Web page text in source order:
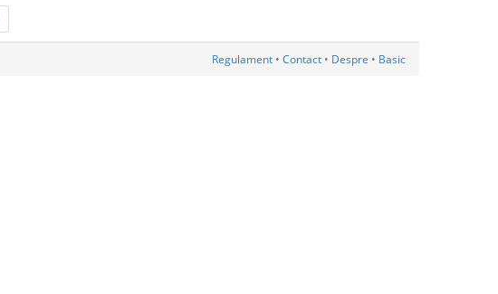
Regulament • Contact • Despre • Basic